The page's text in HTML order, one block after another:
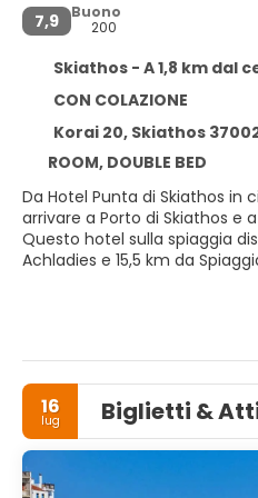
7,9
Buono
200
Skiathos - A 1,8 km dal
CON COLAZIONE
Korai 20, Skiathos
ROOM, DOUBLE BED
Da Hotel Punta di Skiathos in
arrivare a Porto di Skiathos e
Questo hotel sulla spiaggia
Achladies e 15,5 km da
Regalati una giornata sulla
oppure approfitta dei servizi
includono una piscina
inoltre contare su il Wi-Fi
una TV nelle aree comuni.
Rilassati in una delle 60
della struttura, completa di
camere sono dotate di
gratuito ti consente di
16
lug Biglietti &